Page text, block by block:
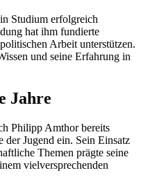
Studium erfolgreich
hat ihm fundierte
Arbeit unterstützen.
und seine Erfahrung in
Jahre
Philipp Amthor bereits
der Jugend ein. Sein Einsatz
Themen prägte seine
vielversprechenden